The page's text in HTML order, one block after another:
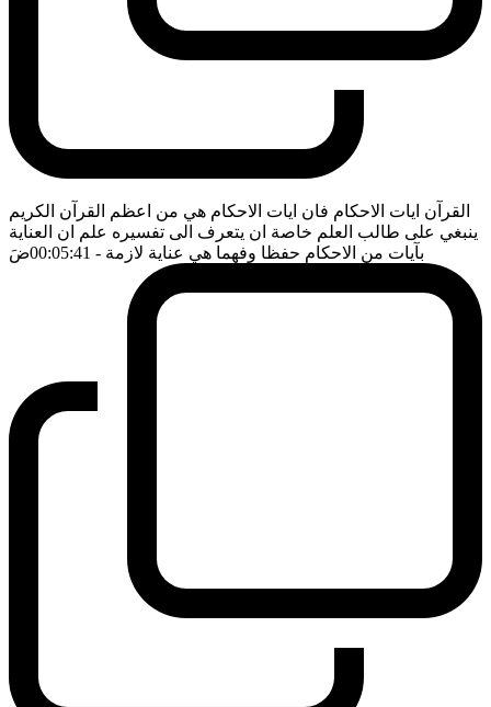
القرآن ايات الاحكام فان ايات الاحكام هي من اعظم القرآن الكريم
ينبغي على طالب العلم خاصة ان يتعرف الى تفسيره علم ان العناية
بآيات من الاحكام حفظا وفهما هي عناية لازمة - 00:05:41 ضَ